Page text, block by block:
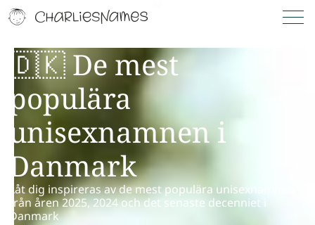
🇩🇰 De mest
populära
unisexnamnen i
Danmark
Låt dig inspireras av de mest populära unisexnamnen
från åren 2025, 2024 och det senaste decenniet i
Danmark